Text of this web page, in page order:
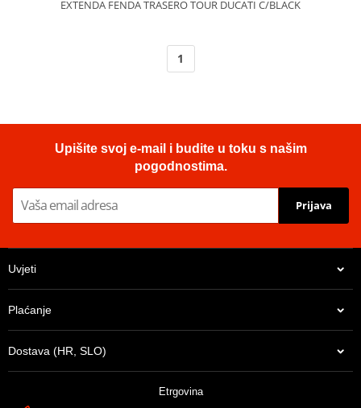
EXTENDA FENDA TRASERO TOUR DUCATI C/BLACK
1
Upišite svoj e-mail i budite u toku s našim
pogodnostima.
Prijava
Uvjeti
Plaćanje
Dostava (HR, SLO)
Etrgovina